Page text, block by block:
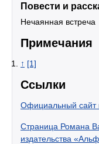
Повести и
Нечаянная встреча
Примечания
↑ [1]
Ссылки
Официальный сайт
Страница Романа
издательства